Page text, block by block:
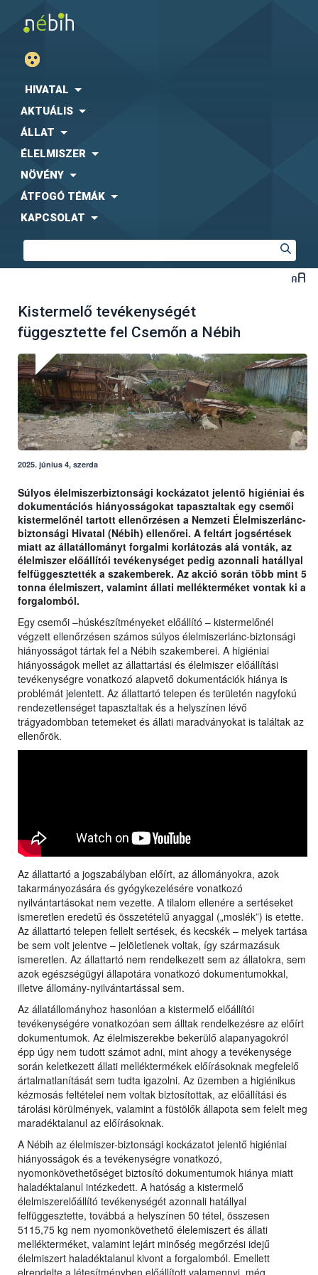
HIVATAL
AKTUÁLIS
ÁLLAT
ÉLELMISZER
NÖVÉNY
ÁTFOGÓ TÉMÁK
KAPCSOLAT
Kistermelő tevékenységét
függesztette fel Csemőn a Nébih
2025. június 4, szerda
Súlyos élelmiszerbiztonsági kockázatot jelentő higiéniai és
dokumentációs hiányosságokat tapasztaltak egy csemői
kistermelőnél tartott ellenőrzésen a Nemzeti Élelmiszerlánc-
biztonsági Hivatal (Nébih) ellenőrei. A feltárt jogsértések
miatt az állatállományt forgalmi korlátozás alá vonták, az
élelmiszer előállítói tevékenységet pedig azonnali hatállyal
felfüggesztették a szakemberek. Az akció során több mint 5
tonna élelmiszert, valamint állati mellékterméket vontak ki a
forgalomból.
Egy csemői –húskészítményeket előállító – kistermelőnél
végzett ellenőrzésen számos súlyos élelmiszerlánc-biztonsági
hiányosságot tártak fel a Nébih szakemberei. A higiéniai
hiányosságok mellet az állattartási és élelmiszer előállítási
tevékenységre vonatkozó alapvető dokumentációk hiánya is
problémát jelentett. Az állattartó telepen és területén nagyfokú
rendezetlenséget tapasztaltak és a helyszínen lévő
trágyadombban tetemeket és állati maradványokat is találtak az
ellenőrök.
Az állattartó a jogszabályban előírt, az állományokra, azok
takarmányozására és gyógykezelésére vonatkozó
nyilvántartásokat nem vezette. A tilalom ellenére a sertéseket
ismeretlen eredetű és összetételű anyaggal („moslék”) is etette.
Az állattartó telepen fellelt sertések, és kecskék – melyek tartása
be sem volt jelentve – jelöletlenek voltak, így származásuk
ismeretlen. Az állattartó nem rendelkezett sem az állatokra, sem
azok egészségügyi állapotára vonatkozó dokumentumokkal,
illetve állomány-nyilvántartással sem.
Az állatállományhoz hasonlóan a kistermelő előállítói
tevékenységére vonatkozóan sem álltak rendelkezésre az előírt
dokumentumok. Az élelmiszerekbe bekerülő alapanyagokról
épp úgy nem tudott számot adni, mint ahogy a tevékenysége
során keletkezett állati melléktermékek előírásoknak megfelelő
ártalmatlanítását sem tudta igazolni. Az üzemben a higiénikus
kézmosás feltételei nem voltak biztosítottak, az előállítási és
tárolási körülmények, valamint a füstölők állapota sem felelt meg
maradéktalanul az előírásoknak.
A Nébih az élelmiszer-biztonsági kockázatot jelentő higiéniai
hiányosságok és a tevékenységre vonatkozó,
nyomonkövethetőséget biztosító dokumentumok hiánya miatt
haladéktalanul intézkedett. A hatóság a kistermelő
élelmiszerelőállító tevékenységét azonnali hatállyal
felfüggesztette, továbbá a helyszínen 50 tétel, összesen
5115,75 kg nem nyomonkövethető élelemiszert és állati
mellékterméket, valamint lejárt minőség megőrzési idejű
élelmiszert haladéktalanul kivont a forgalomból. Emellett